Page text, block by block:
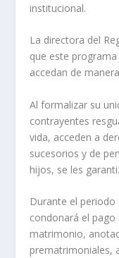
institucional.
La directora del
que este
accedan de
Al formalizar su
contrayentes
vida, acceden a
sucesorios y de
hijos, se les
Durante el periodo
condonará el
matrimonio,
prematrimoniales,